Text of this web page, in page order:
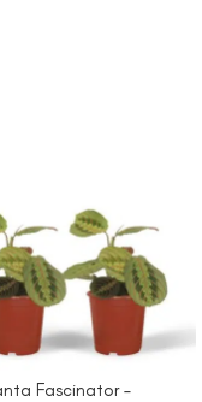
Fascinator –